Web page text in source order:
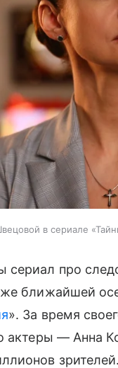
в сериале
сериал про
ближайшей
». За время
актеры — Анна